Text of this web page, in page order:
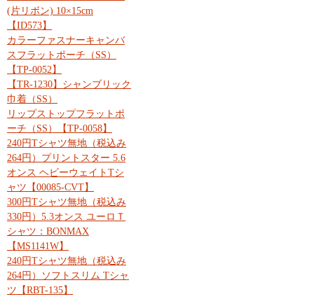
(片リボン) 10×15cm
【ID573】
カラーファスナーキャンバ
スフラットポーチ（SS）
【TP-0052】
【TR-1230】シャンブリック
巾着（SS）
リップストップフラットポ
ーチ（SS）【TP-0058】
240円Tシャツ無地（税込み
264円）プリントスター 5.6
オンス ヘビーウェイトTシ
ャツ【00085-CVT】
300円Tシャツ無地（税込み
330円）5.3オンス ユーロＴ
シャツ：BONMAX
【MS1141W】
240円Tシャツ無地（税込み
264円）ソフトスリム Tシャ
ツ【RBT-135】